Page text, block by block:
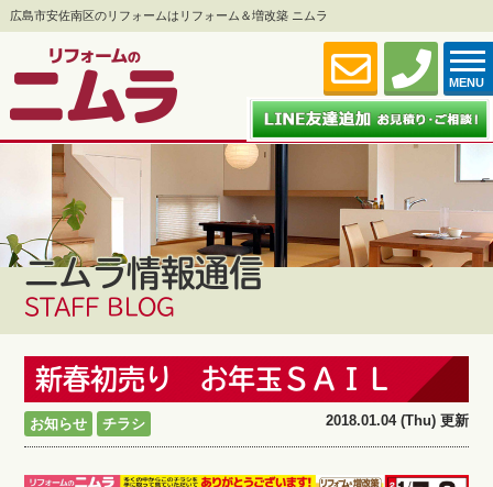
広島市安佐南区のリフォームはリフォーム＆増改築 ニムラ
MENU
ニムラ情報通信
STAFF BLOG
新春初売り お年玉ＳＡＩＬ
お知らせ チラシ 2018.01.04 (Thu) 更新